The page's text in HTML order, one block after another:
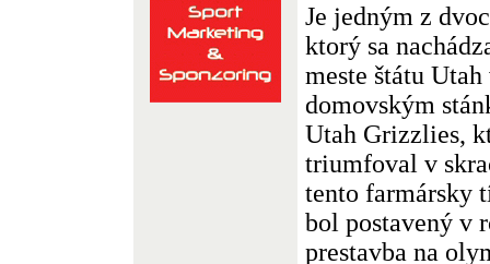
Je jedným z
ktorý sa
meste štátu
domovským
Utah Grizzlies,
triumfoval v
tento farmársky
bol postavený v
prestavba na